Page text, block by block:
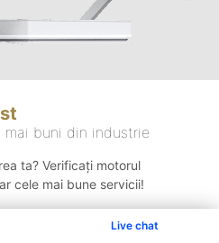
Live chat
mai buni din industrie
ta? Verificați motorul
cele mai bune servicii!